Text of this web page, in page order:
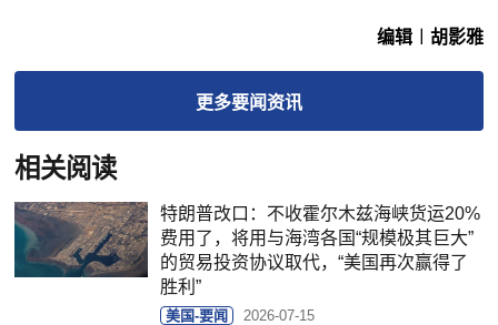
编辑︱胡影雅
更多要闻资讯
相关阅读
特朗普改口：不收霍尔木兹海峡货运20%
费用了，将用与海湾各国“规模极其巨大”
的贸易投资协议取代，“美国再次赢得了
胜利”
美国-要闻 2026-07-15